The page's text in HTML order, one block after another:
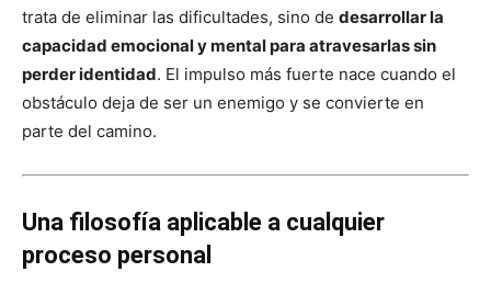
trata de eliminar las dificultades, sino de desarrollar la
capacidad emocional y mental para atravesarlas sin
perder identidad. El impulso más fuerte nace cuando el
obstáculo deja de ser un enemigo y se convierte en
parte del camino.
Una filosofía aplicable a cualquier
proceso personal